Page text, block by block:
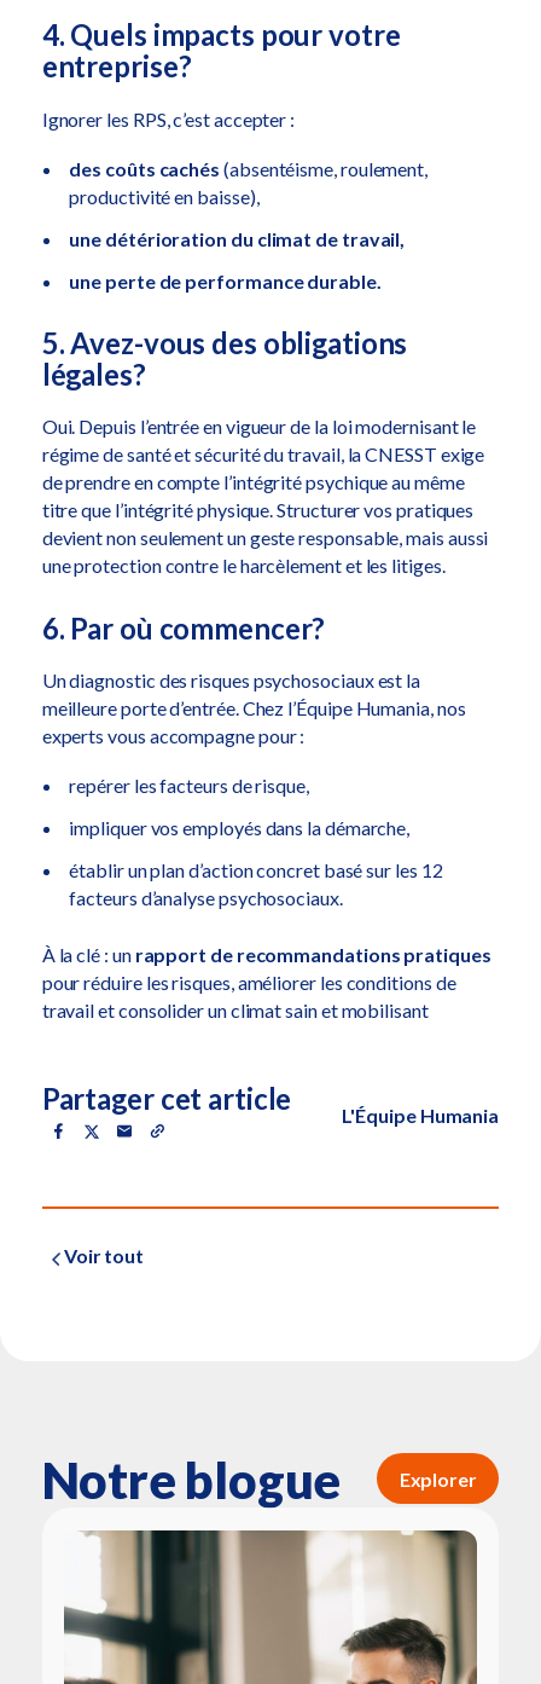
4. Quels impacts pour votre
entreprise?
Ignorer les RPS, c’est accepter :
des coûts cachés (absentéisme, roulement,
productivité en baisse),
une détérioration du climat de travail,
une perte de performance durable.
5. Avez-vous des obligations
légales?
Oui. Depuis l’entrée en vigueur de la loi modernisant le
régime de santé et sécurité du travail, la CNESST exige
de prendre en compte l’intégrité psychique au même
titre que l’intégrité physique. Structurer vos pratiques
devient non seulement un geste responsable, mais aussi
une protection contre le harcèlement et les litiges.
6. Par où commencer?
Un diagnostic des risques psychosociaux est la
meilleure porte d’entrée. Chez l’Équipe Humania, nos
experts vous accompagne pour :
repérer les facteurs de risque,
impliquer vos employés dans la démarche,
établir un plan d’action concret basé sur les 12
facteurs d’analyse psychosociaux.
À la clé : un rapport de recommandations pratiques
pour réduire les risques, améliorer les conditions de
travail et consolider un climat sain et mobilisant
Partager cet article L'Équipe Humania
Voir tout
Notre blogue Explorer